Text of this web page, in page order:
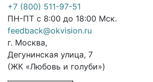
+7 (800) 511-97-51
ПН-ПТ с 8:00 до 18:00 Мск.
feedback@okvision.ru
г. Москва,
Дегунинская улица, 7
(ЖК «Любовь и голуби»)